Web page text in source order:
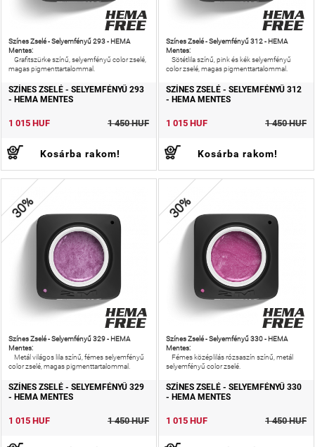
Színes Zselé - Selyemfényű 293 - HEMA
Mentes:
Grafitszürke színű, selyemfényű color zselé,
magas pigmenttartalommal.
SZÍNES ZSELÉ - SELYEMFÉNYŰ 293
- HEMA MENTES
1 015 HUF 1 450 HUF
Kosárba rakom!
Színes Zselé - Selyemfényű 312 - HEMA
Mentes:
Sötétlila színű, pink és kék selyemfényű
color zselé, magas pigmenttartalommal.
SZÍNES ZSELÉ - SELYEMFÉNYŰ 312
- HEMA MENTES
1 015 HUF 1 450 HUF
Kosárba rakom!
30%
Színes Zselé - Selyemfényű 329 - HEMA
Mentes:
Metál világos lila színű, fémes selyemfényű
color zselé, magas pigmenttartalommal.
SZÍNES ZSELÉ - SELYEMFÉNYŰ 329
- HEMA MENTES
1 015 HUF 1 450 HUF
30%
Színes Zselé - Selyemfényű 330 - HEMA
Mentes:
Fémes középlilás rózsaszín színű, metál
selyemfényű color zselé.
SZÍNES ZSELÉ - SELYEMFÉNYŰ 330
- HEMA MENTES
1 015 HUF 1 450 HUF